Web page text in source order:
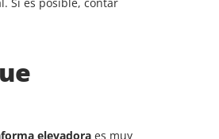
elevadora es muy